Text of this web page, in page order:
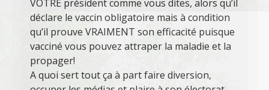
VOTRE président comme vous dites, alors qu’il
déclare le vaccin obligatoire mais à condition
qu’il prouve VRAIMENT son efficacité puisque
vacciné vous pouvez attraper la maladie et la
propager!
A quoi sert tout ça à part faire diversion,